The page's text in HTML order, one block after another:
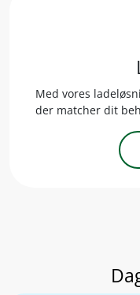
Med vores
der matcher dit